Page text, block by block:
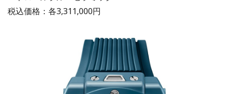
税込価格：各3,311,000円